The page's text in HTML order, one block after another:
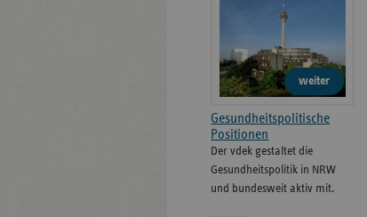
weiter
Gesundheitspolitische
Positionen
Der vdek gestaltet die
Gesundheitspolitik in NRW
und bundesweit aktiv mit.